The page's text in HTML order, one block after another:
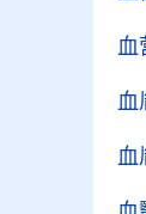
血
血
血